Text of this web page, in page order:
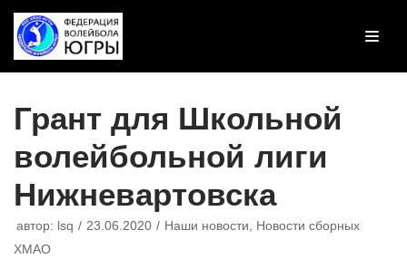
Перейти
к
Грант для Школьной
волейбольной лиги
Нижневартовска
автор: lsq 23.06.2020 Наши новости
Новости сборных
ХМАО